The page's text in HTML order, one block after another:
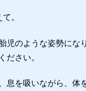
。
児のような姿勢にな
ださい。
息を吸いながら、体